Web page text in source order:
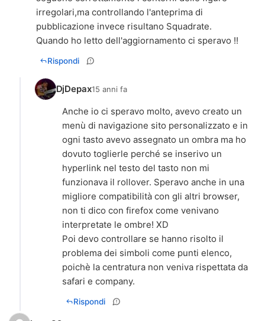
irregolari,ma controllando l'anteprima di
pubblicazione invece risultano Squadrate.
Quando ho letto dell'aggiornamento ci speravo !!
Rispondi
DjDepax15 anni fa
Anche io ci speravo molto, avevo creato un
menù di navigazione sito personalizzato e in
ogni tasto avevo assegnato un ombra ma ho
dovuto toglierle perché se inserivo un
hyperlink nel testo del tasto non mi
funzionava il rollover. Speravo anche in una
migliore compatibilità con gli altri browser,
non ti dico con firefox come venivano
interpretate le ombre! XD
Poi devo controllare se hanno risolto il
problema dei simboli come punti elenco,
poichè la centratura non veniva rispettata da
safari e company.
Rispondi